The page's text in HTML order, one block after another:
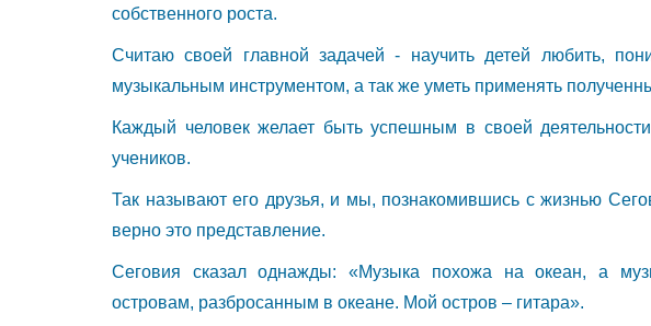
собственного роста.
Считаю своей главной задачей - научить детей любить,
музыкальным инструментом, а так же уметь применять
Каждый человек желает быть успешным в своей
учеников.
Так называют его друзья, и мы, познакомившись с жизнью
верно это представление.
Сеговия сказал однажды: «Музыка похожа на океан, а
островам, разбросанным в океане. Мой остров – гитара».